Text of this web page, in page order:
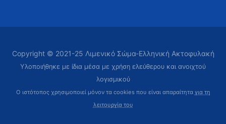
Copyright © 2021-25 Λιμενικό Σώμα-Ελληνική Ακτοφυλακή
Υλοποιήθηκε με ίδια μέσα με χρήση ελεύθερου και ανοιχτού
λογισμικού
Ο ιστότοπος χρησιμοποιεί μόνον τα cookies που είναι απαραίτητα για τη
λειτουργία του